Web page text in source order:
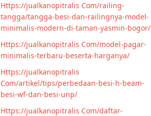
Https://jualkanopitralis Com/railing-
tangga/tangga-besi-dan-railingnya-model-
minimalis-modern-di-taman-yasmin-bogor/
Https://jualkanopitralis Com/model-pagar-
minimalis-terbaru-beserta-harganya/
Https://jualkanopitralis
Com/artikel/tips/perbedaan-besi-h-beam-
besi-wf-dan-besi-unp/
Https://jualkanopitralis Com/daftar-